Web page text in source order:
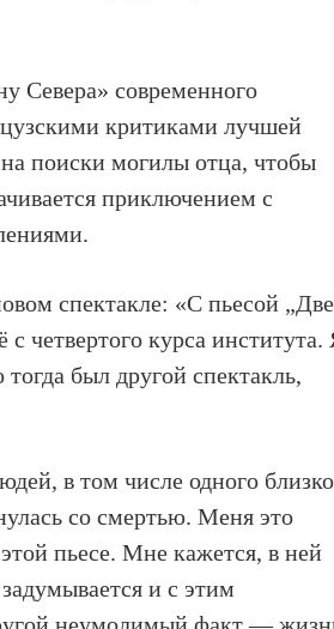
Севера» современного
критиками лучшей
поиски могилы отца, чтобы
приключением с
спектакле: «С пьесой „Две
четвертого курса института.
был другой спектакль,
в том числе одного
со смертью. Меня это
пьесе. Мне кажется, в ней
и с этим